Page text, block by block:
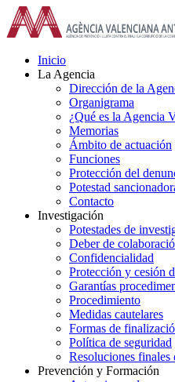
Saltar
al
contenido
Inicio
La Agencia
Dirección de la
Organigrama
¿Qué es la Agencia
Memorias
Ámbito de actuación
Funciones
Protección del
Potestad
Contacto
Investigación
Potestades de
Deber de
Confidencialidad
Protección y cesión
Garantías
Procedimiento
Medidas cautelares
Formas de
Política de seguridad
Resoluciones finales
Prevención y Formación